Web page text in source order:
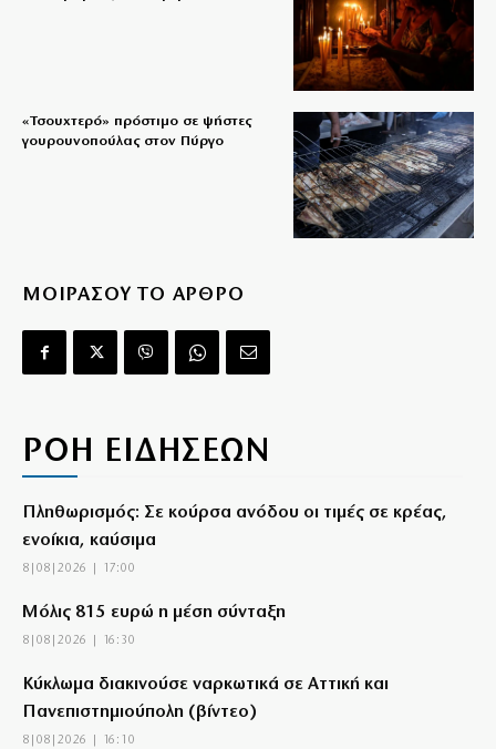
«Τσουχτερό» πρόστιμο σε ψήστες
γουρουνοπούλας στον Πύργο
ΜΟΙΡΑΣΟΥ ΤΟ ΑΡΘΡΟ
ΡΟΗ ΕΙΔΗΣΕΩΝ
Πληθωρισμός: Σε κούρσα ανόδου οι τιμές σε κρέας,
ενοίκια, καύσιμα
8|08|2026 | 17:00
Μόλις 815 ευρώ η μέση σύνταξη
8|08|2026 | 16:30
Κύκλωμα διακινούσε ναρκωτικά σε Αττική και
Πανεπιστημιούπολη (βίντεο)
8|08|2026 | 16:10